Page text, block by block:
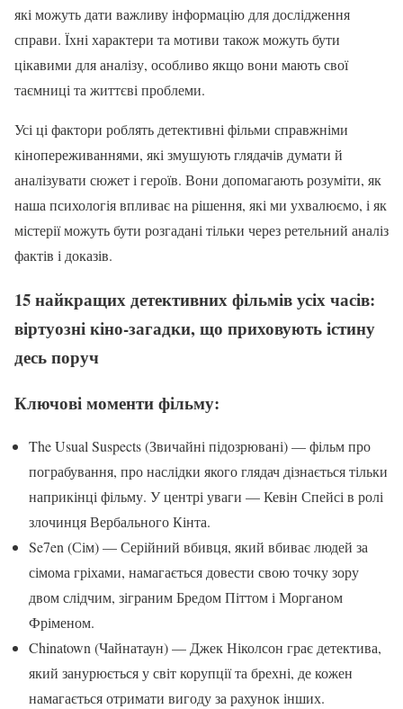
які можуть дати важливу інформацію для дослідження
справи. Їхні характери та мотиви також можуть бути
цікавими для аналізу, особливо якщо вони мають свої
таємниці та життєві проблеми.
Усі ці фактори роблять детективні фільми справжніми
кінопереживаннями, які змушують глядачів думати й
аналізувати сюжет і героїв. Вони допомагають розуміти, як
наша психологія впливає на рішення, які ми ухвалюємо, і як
містерії можуть бути розгадані тільки через ретельний аналіз
фактів і доказів.
15 найкращих детективних фільмів усіх часів:
віртуозні кіно-загадки, що приховують істину
десь поруч
Ключові моменти фільму:
The Usual Suspects (Звичайні підозрювані) — фільм про
пограбування, про наслідки якого глядач дізнається тільки
наприкінці фільму. У центрі уваги — Кевін Спейсі в ролі
злочинця Вербального Кінта.
Se7en (Сім) — Серійний вбивця, який вбиває людей за
сімома гріхами, намагається довести свою точку зору
двом слідчим, зіграним Бредом Піттом і Морганом
Фріменом.
Chinatown (Чайнатаун) — Джек Ніколсон грає детектива,
який занурюється у світ корупції та брехні, де кожен
намагається отримати вигоду за рахунок інших.